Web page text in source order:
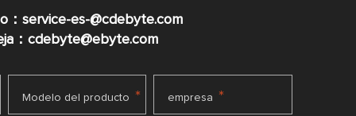
：service-es-@cdebyte.com
：cdebyte@ebyte.com
Modelo del producto * empresa *